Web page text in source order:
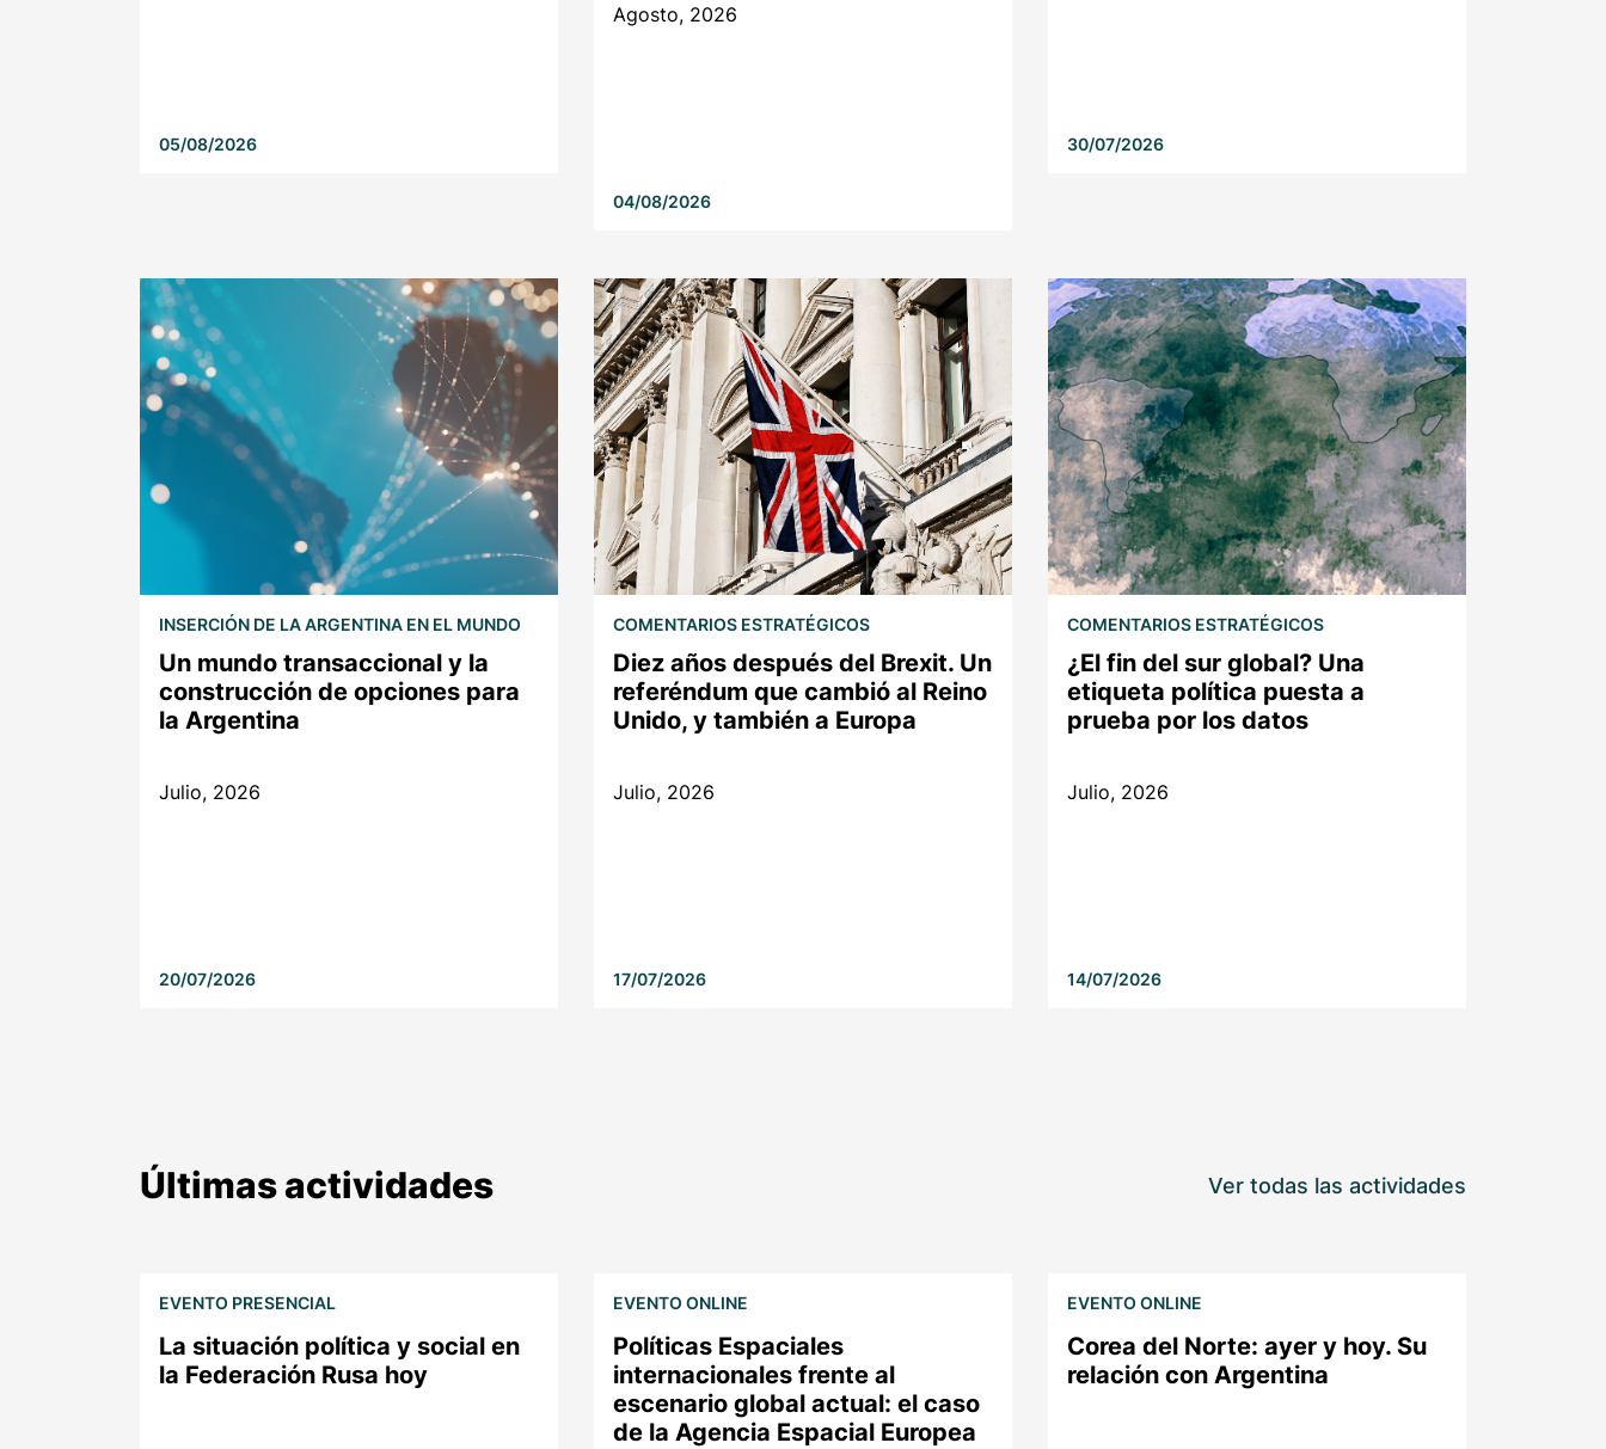
05/08/2026
Agosto, 2026
04/08/2026
30/07/2026
INSERCIÓN DE LA ARGENTINA EN EL MUNDO
Un mundo transaccional y la
construcción de opciones para
la Argentina
Julio, 2026
20/07/2026
COMENTARIOS ESTRATÉGICOS
Diez años después del Brexit. Un
referéndum que cambió al Reino
Unido, y también a Europa
Julio, 2026
17/07/2026
COMENTARIOS ESTRATÉGICOS
¿El fin del sur global? Una
etiqueta política puesta a
prueba por los datos
Julio, 2026
14/07/2026
Últimas actividades Ver todas las actividades
EVENTO PRESENCIAL
La situación política y social en
la Federación Rusa hoy
EVENTO ONLINE
Políticas Espaciales
internacionales frente al
escenario global actual: el caso
de la Agencia Espacial Europea
EVENTO ONLINE
Corea del Norte: ayer y hoy. Su
relación con Argentina